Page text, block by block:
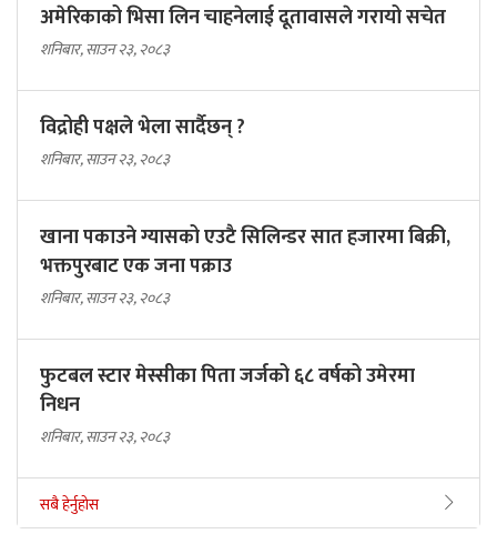
अमेरिकाको भिसा लिन चाहनेलाई दूतावासले गरायो सचेत
शनिबार, साउन २३, २०८३
विद्रोही पक्षले भेला सार्दैछन् ?
शनिबार, साउन २३, २०८३
खाना पकाउने ग्यासको एउटै सिलिन्डर सात हजारमा बिक्री,
भक्तपुरबाट एक जना पक्राउ
शनिबार, साउन २३, २०८३
फुटबल स्टार मेस्सीका पिता जर्जको ६८ वर्षको उमेरमा
निधन
शनिबार, साउन २३, २०८३
सबै हेर्नुहोस